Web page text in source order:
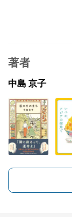
著者
中島 京子